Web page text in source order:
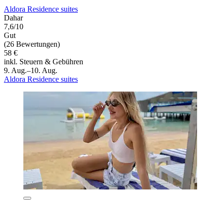
Aldora Residence suites
Dahar
7,6/10
Gut
(26 Bewertungen)
58 €
inkl. Steuern & Gebühren
9. Aug.–10. Aug.
Aldora Residence suites